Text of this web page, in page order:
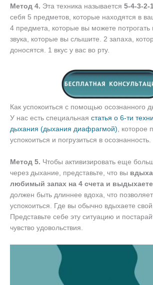
Метод 4. Эта техника называется 5-4-3-2-1
себя 5 предметов, которые находятся в
4 предмета, которые вы можете потрогать
звука, которые вы слышите. 2 запаха,
доносятся. 1 вкус у вас во рту.
Как успокоиться с помощью осознанного
У нас есть специальная статья о 6-ти
дыхания (дыхания диафрагмой), которое
успокоиться и погрузиться в осознанность.
Метод 5. Чтобы активизировать еще
через дыхание, представьте, что вы
любимый запах на 4 счета и выдыхаете
должен быть длиннее вдоха, что
успокоиться. Где вы обычно вдыхаете
Представьте себе эту ситуацию и
чувство удовольствия.